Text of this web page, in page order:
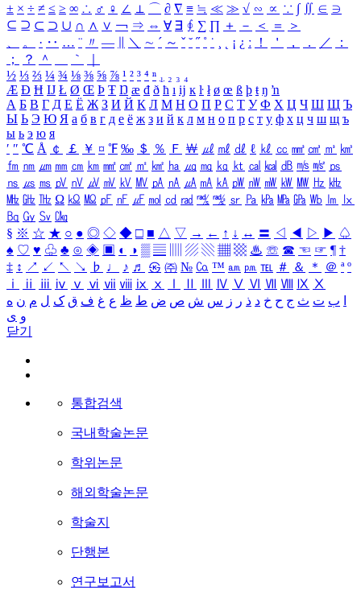
± × ÷ ≠ ≤ ≥ ∞ ∴ ♂ ♀ ∠ ⊥ ⌒ ∂ ∇ ≡ ≒ ≪ ≫ √ ∽ ∝ ∵ ∫ ∬ ∈ ∋
⊆ ⊇ ⊂ ⊃ ∪ ∩ ∧ ∨ ￢ ⇒ ⇔ ∀ ∃ ∮ ∑ ∏ ＋ － ＜ ＝
＞
、
。 · ‥ … ¨ 〃 ― ＼ ∼ ´ ～ ˇ ˘ ˝ ˚ ˙ ¸ ¡ ¿ ː ！ ＇ ， ． ／
：
；
？ ＾ ｀
½ ⅓ ⅔ ¼ ¾ ⅛ ⅜ ⅝ ⅞ ¹ ² ³ ⁴ ⁿ ₁ ₂ ₃ ₄
Æ Ð Ħ Ĳ Ł Ø Œ Þ Ŧ Ŋ æ đ ð ħ ı ĳ ĸ ŀ ł ø œ ß þ ŧ ŋ ŉ
А Б В Г Д Е Ё Ж З И Й К Л М Н О П Р С Т У Ф Х Ц Ч Ш Щ Ъ
Ы Ь Э Ю Я а б в г д е ё ж з и й к л м н о п р с т у ф х ц ч ш щ ъ
ы ь э ю я
′ ″ ℃ Å ￠ ￡ ￥ ¤ ℉ ‰ ＄ ％ Ｆ ￦ ㎕ ㎖ ㎗ ℓ ㎘ ㏄ ㎣ ㎤ ㎥ ㎦
㎙ ㎚ ㎛ ㎜ ㎝ ㎞ ㎟ ㎠ ㎡ ㎢ ㏊ ㎍ ㎎ ㎏ ㏏ ㎈ ㎉ ㏈ ㎧ ㎨ ㎰
㎱ ㎲ ㎳ ㎴ ㎵ ㎶ ㎷ ㎸ ㎹ ㎀ ㎁ ㎂ ㎃ ㎄ ㎺ ㎻ ㎽ ㎾ ㎿ ㎐ ㎑
㎒ ㎓ ㎔ Ω ㏀ ㏁ ㎊ ㎋ ㎌ ㏖ ㏅ ㎭ ㎮ ㎯ ㏛ ㎩ ㎪ ㎫ ㎬ ㏝ ㏐
㏓
㏃ ㏉ ㏜ ㏆
§ ※ ☆ ★ ○ ● ◎ ◇ ◆ □ ■ △ ▽ → ← ↑ ↓ ↔ 〓 ◁ ◀ ▷ ▶ ♤
♠ ♡ ♥ ♧ ♣ ⊙ ◈ ▣ ◐ ◑ ▒ ▤ ▨ ▧ ▦ ▩ ♨ ☏ ☎ ☜ ☞ ¶ †
‡ ↕ ↗ ↙ ↖ ↘ ♭ ♩ ♪ ♬ ㉿ ㈜ № ㏇ ™ ㏂ ㏘ ℡ ＃ ＆ ＊ ＠ ª º
ⅰ
ⅱ ⅲ ⅳ ⅴ ⅵ ⅶ ⅷ ⅸ ⅹ Ⅳ Ⅴ Ⅵ Ⅶ Ⅷ Ⅸ Ⅹ
ب ت ث ج ح خ د ذ ر ز س ش ص ض ط ظ ع غ ف ق ک ل م ن ه
و ی
닫기
통합검색
국내학술논문
학위논문
해외학술논문
학술지
단행본
연구보고서